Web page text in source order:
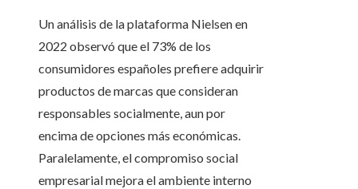
Un análisis de la plataforma Nielsen en
2022 observó que el 73% de los
consumidores españoles prefiere adquirir
productos de marcas que consideran
responsables socialmente, aun por
encima de opciones más económicas.
Paralelamente, el compromiso social
empresarial mejora el ambiente interno